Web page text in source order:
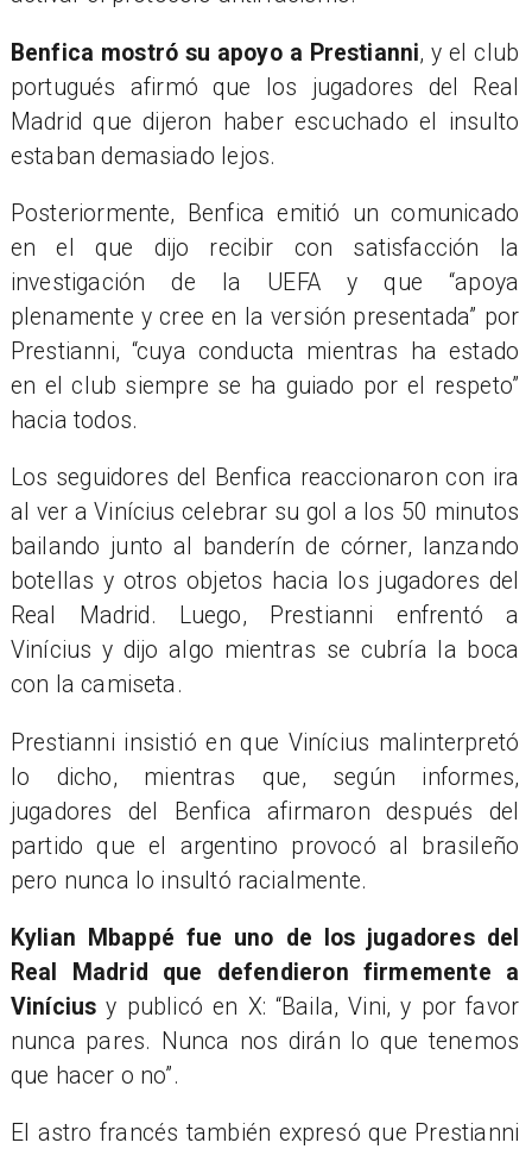
Benfica mostró su apoyo a Prestianni, y el club
portugués afirmó que los jugadores del Real
Madrid que dijeron haber escuchado el insulto
estaban demasiado lejos.
Posteriormente, Benfica emitió un comunicado
en el que dijo recibir con satisfacción la
investigación de la UEFA y que “apoya
plenamente y cree en la versión presentada” por
Prestianni, “cuya conducta mientras ha estado
en el club siempre se ha guiado por el respeto”
hacia todos.
Los seguidores del Benfica reaccionaron con ira
al ver a Vinícius celebrar su gol a los 50 minutos
bailando junto al banderín de córner, lanzando
botellas y otros objetos hacia los jugadores del
Real Madrid. Luego, Prestianni enfrentó a
Vinícius y dijo algo mientras se cubría la boca
con la camiseta.
Prestianni insistió en que Vinícius malinterpretó
lo dicho, mientras que, según informes,
jugadores del Benfica afirmaron después del
partido que el argentino provocó al brasileño
pero nunca lo insultó racialmente.
Kylian Mbappé fue uno de los jugadores del
Real Madrid que defendieron firmemente a
Vinícius y publicó en X: “Baila, Vini, y por favor
nunca pares. Nunca nos dirán lo que tenemos
que hacer o no”.
El astro francés también expresó que Prestianni